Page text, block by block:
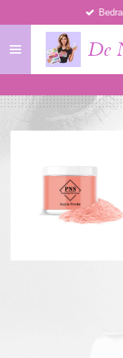
naar
hoofdinhoud
De